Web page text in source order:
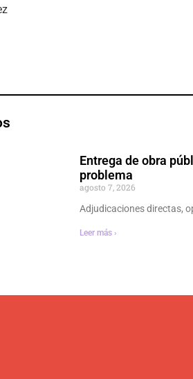
Entrega de obra
problema
agosto 7, 2026
Adjudicaciones directas,
Leer más ›